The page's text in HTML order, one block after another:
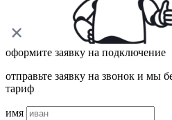
оформите заявку на подключение
отправьте заявку на звонок и мы
тариф
имя